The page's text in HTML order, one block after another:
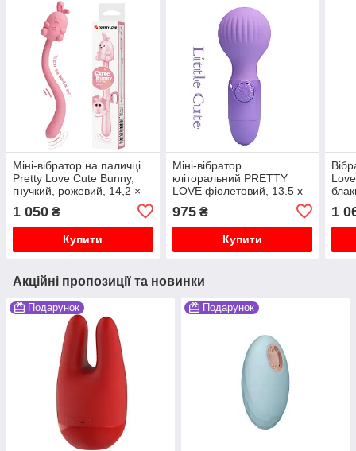
Міні-вібратор на паличці
Pretty Love Cute Bunny,
гнучкий, рожевий, 14,2 ×
1 050 ₴
Купити
Міні-вібратор
кліторальний PRETTY
LOVE фіолетовий, 13.5 х
975₴
Купити
1
Акційні пропозиції та новинки
Подарунок Подарунок